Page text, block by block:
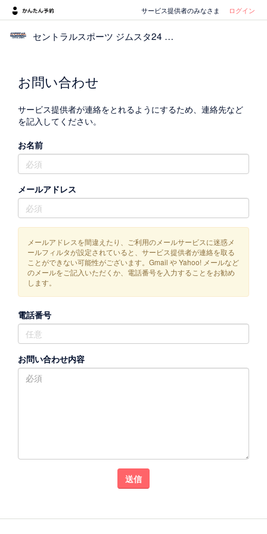
サービス提供者のみなさま ログイン
セントラルスポーツ ジムスタ24 豊中駅前
お問い合わせ
サービス提供者が連絡をとれるようにするため、連絡先など
を記入してください。
お名前
メールアドレス
メールアドレスを間違えたり、ご利用のメールサービスに迷惑メ
ールフィルタが設定されていると、サービス提供者が連絡を取る
ことができない可能性がございます。Gmail や Yahoo! メールなど
のメールをご記入いただくか、電話番号を入力することをお勧め
します。
電話番号
お問い合わせ内容